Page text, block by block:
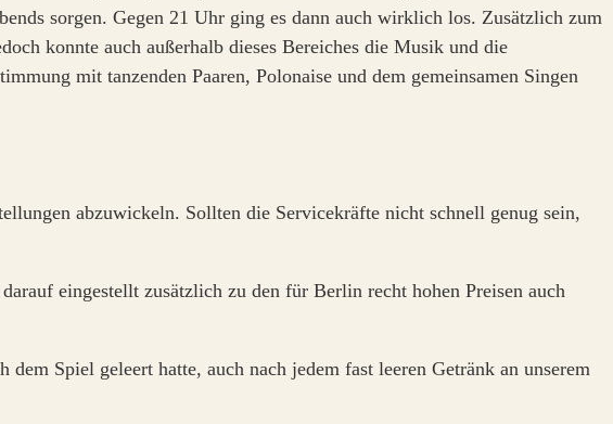
sorgen. Gegen 21 Uhr ging es dann auch wirklich los. Zusätzlich zum
konnte auch außerhalb dieses Bereiches die Musik und die
mit tanzenden Paaren, Polonaise und dem gemeinsamen Singen
abzuwickeln. Sollten die Servicekräfte nicht schnell genug sein,
eingestellt zusätzlich zu den für Berlin recht hohen Preisen auch
Spiel geleert hatte, auch nach jedem fast leeren Getränk an unserem